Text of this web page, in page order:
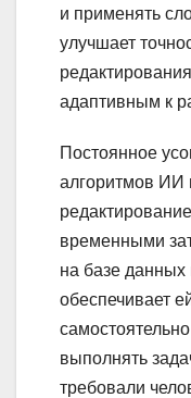
и применять
улучшает
адаптивным к
Постоянное
алгоритмов ИИ
временными
на базе данных
обеспечивает
выполнять
требовали